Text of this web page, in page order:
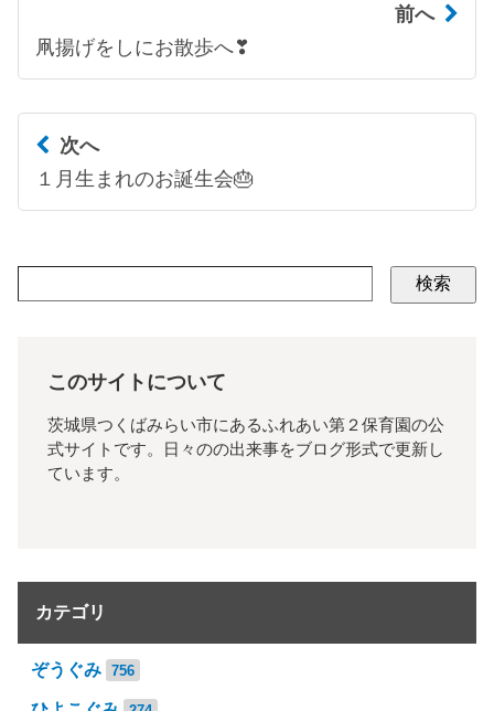
前へ
凧揚げをしにお散歩へ❣
次へ
１月生まれのお誕生会🎂
検索
このサイトについて
茨城県つくばみらい市にあるふれあい第２保育園の公
式サイトです。日々のの出来事をブログ形式で更新し
ています。
カテゴリ
ぞうぐみ 756